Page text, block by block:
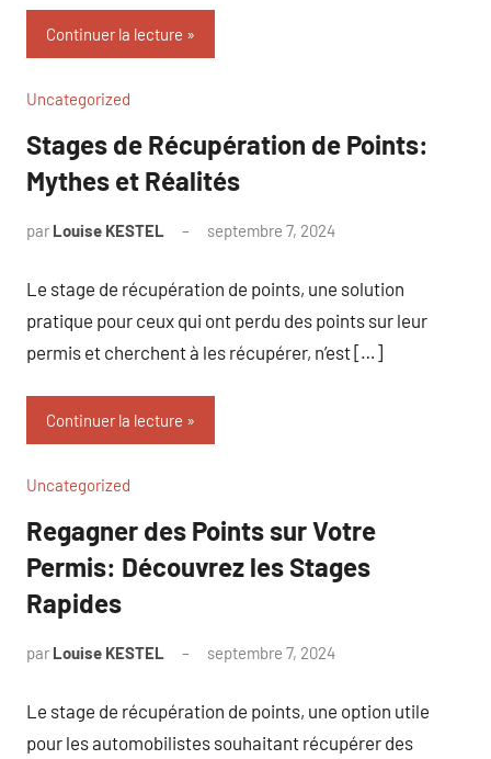
Continuer la lecture
Uncategorized
Stages de Récupération de Points:
Mythes et Réalités
par Louise KESTEL septembre 7, 2024
Le stage de récupération de points, une solution
pratique pour ceux qui ont perdu des points sur leur
permis et cherchent à les récupérer, n’est […]
Continuer la lecture
Uncategorized
Regagner des Points sur Votre
Permis: Découvrez les Stages
Rapides
par Louise KESTEL septembre 7, 2024
Le stage de récupération de points, une option utile
pour les automobilistes souhaitant récupérer des